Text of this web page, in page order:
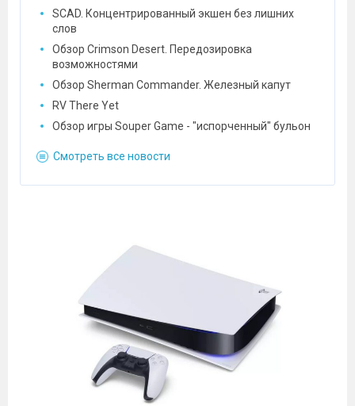
SCAD. Концентрированный экшен без лишних
слов
Обзор Crimson Desert. Передозировка
возможностями
Обзор Sherman Commander. Железный капут
RV There Yet
Обзор игры Souper Game - "испорченный" бульон
Смотреть все новости